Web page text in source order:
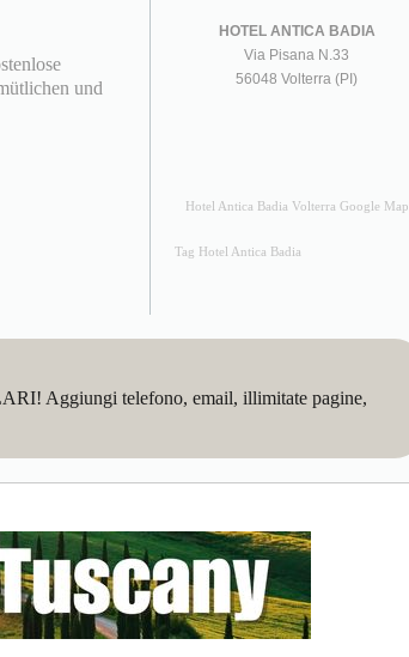
und
HOTEL ANTICA BADIA
Via Pisana N.33
56048 Volterra (PI)
Hotel Antica Badia Volterra Google Map
Tag Hotel Antica Badia
Aggiungi telefono, email, illimitate pagine,